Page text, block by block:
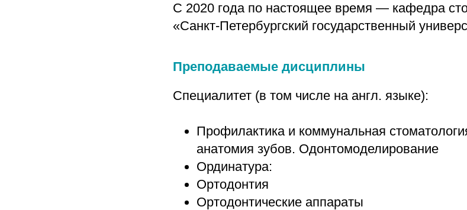
С 2020 года по настоящее время — кафедра
«Санкт-Петербургский государственный
Преподаваемые дисциплины
Специалитет (в том числе на англ. языке):
Профилактика и коммунальная
анатомия зубов. Одонтомоделирование
Ординатура:
Ортодонтия
Ортодонтические аппараты